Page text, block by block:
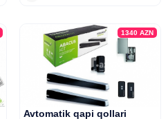
1340 AZN
Avtomatik qapi qollari